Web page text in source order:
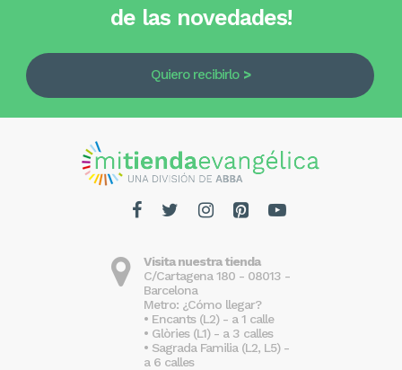
de las novedades!
Quiero recibirlo
Visita nuestra tienda
C/Cartagena 180 - 08013 -
Barcelona
Metro: ¿Cómo llegar?
• Encants (L2) - a 1 calle
• Glòries (L1) - a 3 calles
• Sagrada Familia (L2, L5) -
a 6 calles